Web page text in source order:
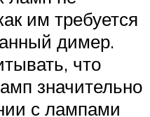
им требуется
димер.
что
значительно
с лампами